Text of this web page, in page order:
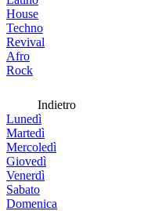
House
Techno
Revival
Afro
Rock
Indietro
Lunedì
Martedì
Mercoledì
Giovedì
Venerdì
Sabato
Domenica